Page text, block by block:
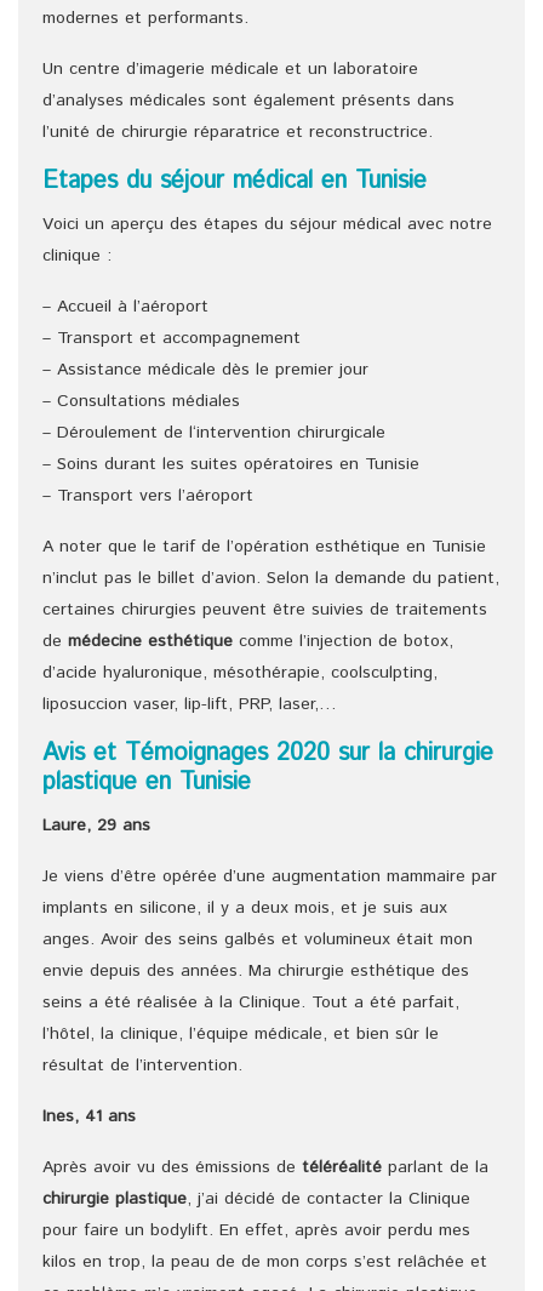
modernes et performants.
Un centre d’imagerie médicale et un laboratoire
d’analyses médicales sont également présents dans
l’unité de chirurgie réparatrice et reconstructrice.
Etapes du séjour médical en Tunisie
Voici un aperçu des étapes du séjour médical avec notre
clinique :
– Accueil à l’aéroport
– Transport et accompagnement
– Assistance médicale dès le premier jour
– Consultations médiales
– Déroulement de l‘intervention chirurgicale
– Soins durant les suites opératoires en Tunisie
– Transport vers l’aéroport
A noter que le tarif de l’opération esthétique en Tunisie
n’inclut pas le billet d’avion. Selon la demande du patient,
certaines chirurgies peuvent être suivies de traitements
de médecine esthétique comme l’injection de botox,
d’acide hyaluronique, mésothérapie, coolsculpting,
liposuccion vaser, lip-lift, PRP, laser,…
Avis et Témoignages 2020 sur la chirurgie
plastique en Tunisie
Laure, 29 ans
Je viens d’être opérée d’une augmentation mammaire par
implants en silicone, il y a deux mois, et je suis aux
anges. Avoir des seins galbés et volumineux était mon
envie depuis des années. Ma chirurgie esthétique des
seins a été réalisée à la Clinique. Tout a été parfait,
l’hôtel, la clinique, l’équipe médicale, et bien sûr le
résultat de l’intervention.
Ines, 41 ans
Après avoir vu des émissions de téléréalité parlant de la
chirurgie plastique, j’ai décidé de contacter la Clinique
pour faire un bodylift. En effet, après avoir perdu mes
kilos en trop, la peau de de mon corps s’est relâchée et